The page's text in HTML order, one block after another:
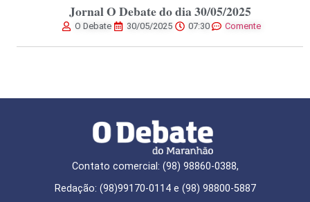
Jornal O Debate do dia 30/05/2025
O Debate 30/05/2025 07:30 Comente
Contato comercial: (98) 98860-0388,
Redação: (98)99170-0114 e (98) 98800-5887